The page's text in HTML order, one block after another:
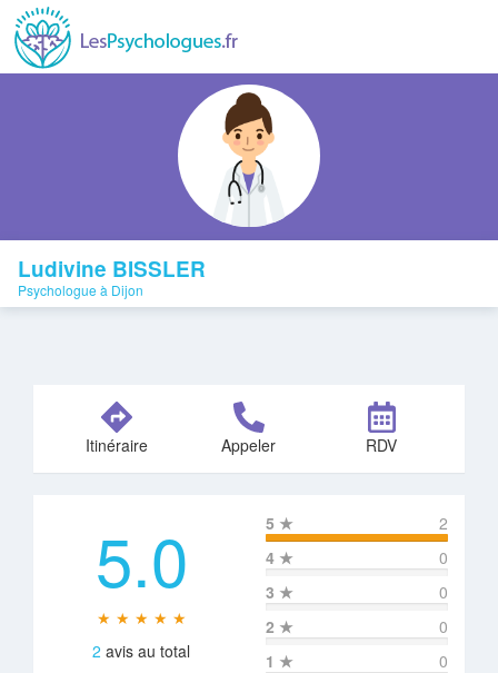
Ludivine BISSLER
Psychologue à Dijon
Itinéraire Appeler RDV
5.0
★ ★ ★ ★ ★
2 avis au total
5 ★
2
4 ★
0
3 ★
0
2 ★
0
1 ★ 0